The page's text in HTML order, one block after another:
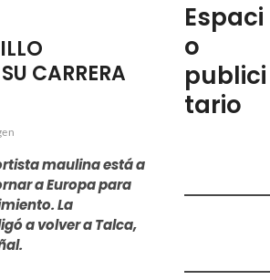
n
e
m
e
CARRERA
maulina está a
a Europa para
La
a volver a Talca,
Espaci
o
publici
tario